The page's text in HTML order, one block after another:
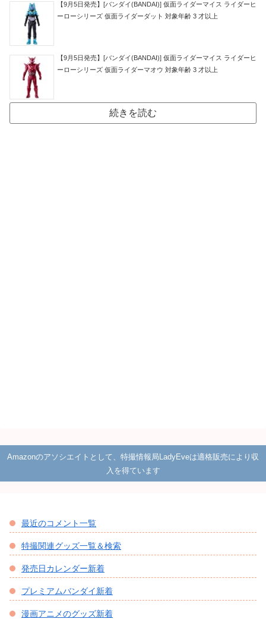
【9月5日発売】[バンダイ(BANDAI)] 仮面ライダーマイス ライダーヒ
ーローシリーズ 仮面ライダーダット 対象年齢 3 才以上
【9月5日発売】[バンダイ(BANDAI)] 仮面ライダーマイス ライダーヒ
ーローシリーズ 仮面ライダーマオウ 対象年齢 3 才以上
続きを読む
Amazonのアソシエイトとして、特撮情報局LadyEveは適格販売により収
入を得ています
最近のコメント一覧
特撮関連グッズ一覧＆検索
発売日カレンダー新着
プレミアムバンダイ新着
漫画アニメのグッズ新着